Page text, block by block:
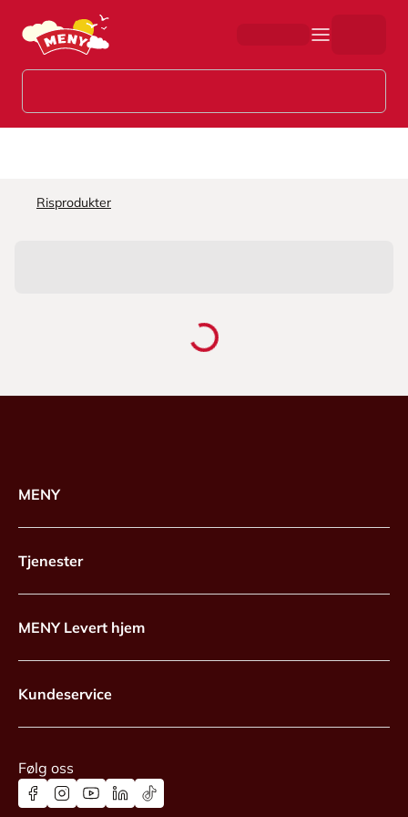
Hopp til hovedinnhold
Risprodukter
MENY
Tjenester
MENY Levert hjem
Kundeservice
Følg oss